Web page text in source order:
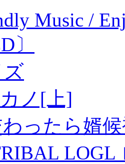
Music /
〕
ノ[上]
ったら婿